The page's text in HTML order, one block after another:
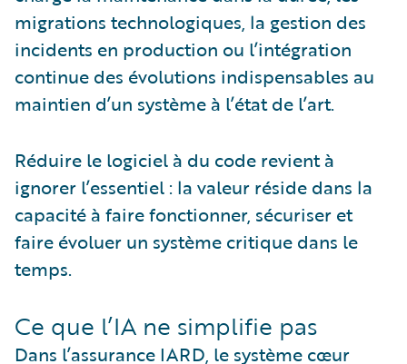
migrations technologiques, la gestion des
incidents en production ou l’intégration
continue des évolutions indispensables au
maintien d’un système à l’état de l’art.
Réduire le logiciel à du code revient à
ignorer l’essentiel : la valeur réside dans la
capacité à faire fonctionner, sécuriser et
faire évoluer un système critique dans le
temps.
Ce que l’IA ne simplifie pas
Dans l’assurance IARD, le système cœur